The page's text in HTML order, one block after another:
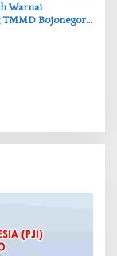
Warnai
TMMD Bojonegoro